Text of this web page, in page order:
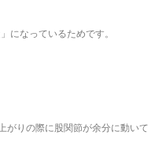
になっているためです。
がりの際に股関節が余分に動いて